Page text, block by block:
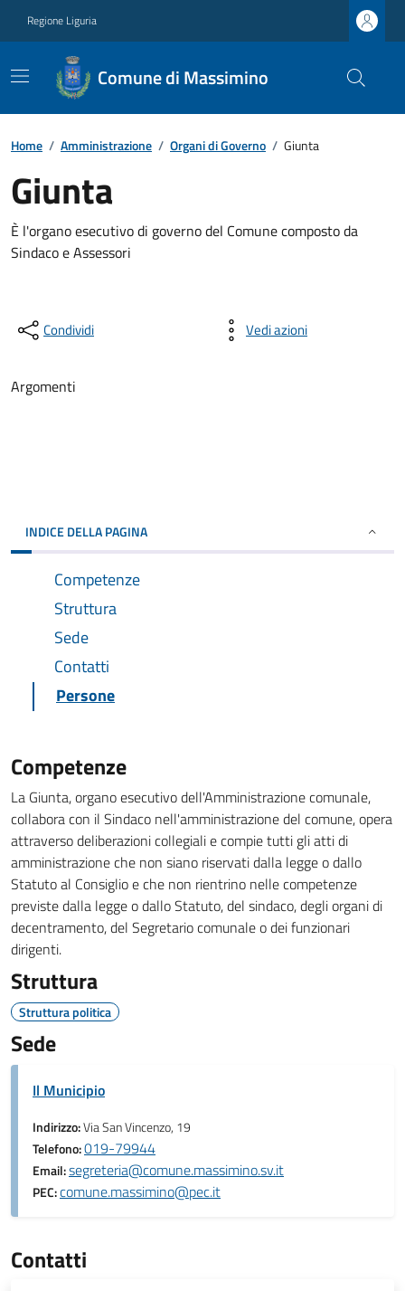
Regione Liguria
Comune di Massimino
Home / Amministrazione / Organi di Governo / Giunta
Giunta
È l'organo esecutivo di governo del Comune composto da
Sindaco e Assessori
Condividi Vedi azioni
Argomenti
INDICE DELLA PAGINA
Competenze
Struttura
Sede
Contatti
Persone
Competenze
La Giunta, organo esecutivo dell'Amministrazione comunale,
collabora con il Sindaco nell'amministrazione del comune, opera
attraverso deliberazioni collegiali e compie tutti gli atti di
amministrazione che non siano riservati dalla legge o dallo
Statuto al Consiglio e che non rientrino nelle competenze
previste dalla legge o dallo Statuto, del sindaco, degli organi di
decentramento, del Segretario comunale o dei funzionari
dirigenti.
Struttura
Struttura politica
Sede
Il Municipio
Indirizzo:Via San Vincenzo, 19
Telefono:019-79944
Email:segreteria@comune.massimino.sv.it
PEC:comune.massimino@pec.it
Contatti